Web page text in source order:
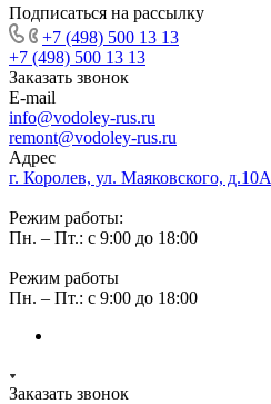
Подписаться на рассылку
+7 (498) 500 13 13
+7 (498) 500 13 13
Заказать звонок
E-mail
info@vodoley-rus.ru
remont@vodoley-rus.ru
Адрес
г. Королев, ул. Маяковского, д.10А
Режим работы:
Пн. – Пт.: с 9:00 до 18:00
Режим работы
Пн. – Пт.: с 9:00 до 18:00
Заказать звонок